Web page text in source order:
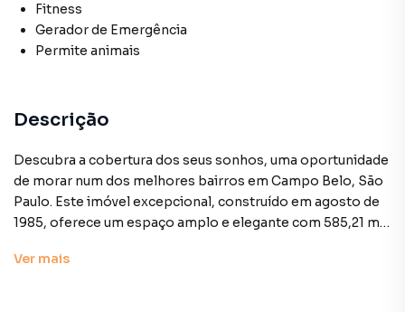
Fitness
Gerador de Emergência
Permite animais
Descrição
Descubra a cobertura dos seus sonhos, uma oportunidade
de morar num dos melhores bairros em Campo Belo, São
Paulo. Este imóvel excepcional, construído em agosto de
1985, oferece um espaço amplo e elegante com 585,21 m²
magnífica cobertura possui 4 suítes espaçosas e 6
Ver mais